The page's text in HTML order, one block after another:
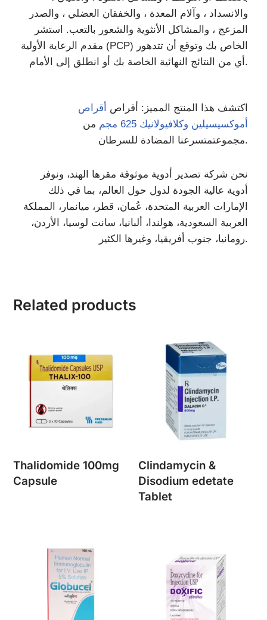
والانسداد ، وآلام المعدة ، والخفقان العضلي ، والصدر
المزعج ، والمشاكل الأنثوية والشعور بالتعب. استشر
مقدم الرعاية الأولية (PCP) الخاص بك وتوقع أن تتدهور
أي من النتائج النهائية الخاصة بك أو انطلق إلى الأمام.
اكتشف هذا المنتج المميز: أقراص
أقراص
أموكسيسيلين وكلافيولانيك 625 مجم
من
مجموعتمتسرع نا المضادة للسرطان.
نحن شركة تصدير أدوية موثوقة مقرها الهند، ونوفر
أدوية عالية الجودة لدول حول العالم، بما في ذلك
الإمارات العربية المتحدة، عُمان، قطر، ميانمار، المملكة
العربية السعودية، هولندا، ألبانيا، سانت لوسيا، الأردن،
رومانيا، جنوب أفريقيا، وغيرها الكثير.
Related products
Thalidomide 100mg
Capsule
Clindamycin &
Disodium edetate
Tablet